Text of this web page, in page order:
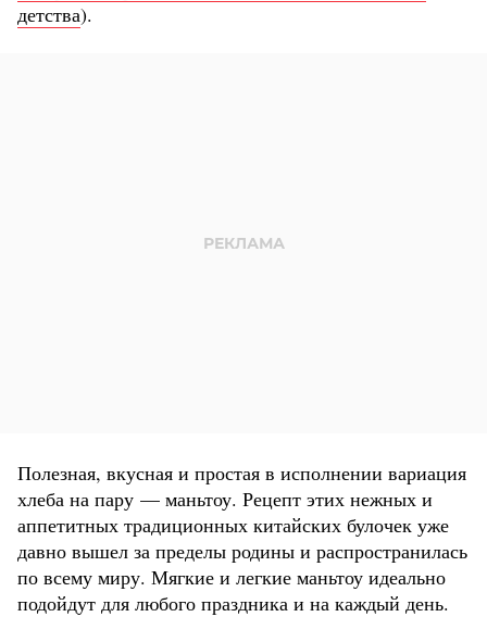
детства).
Полезная, вкусная и простая в исполнении вариация
хлеба на пару — маньтоу. Рецепт этих нежных и
аппетитных традиционных китайских булочек уже
давно вышел за пределы родины и распространилась
по всему миру. Мягкие и легкие маньтоу идеально
подойдут для любого праздника и на каждый день.